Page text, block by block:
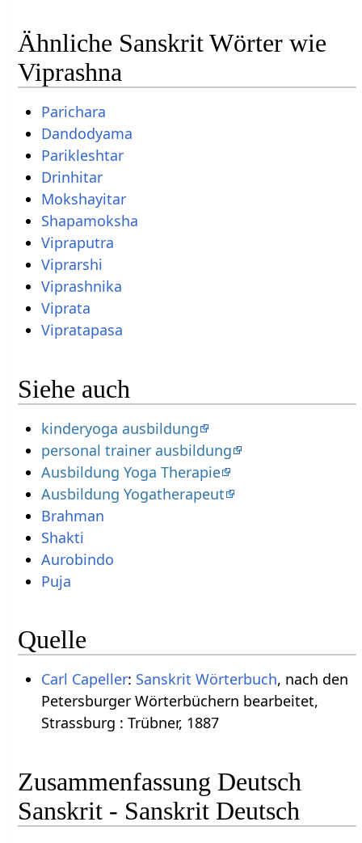
Ähnliche Sanskrit Wörter wie
Viprashna
Parichara
Dandodyama
Parikleshtar
Drinhitar
Mokshayitar
Shapamoksha
Vipraputra
Viprarshi
Viprashnika
Viprata
Vipratapasa
Siehe auch
kinderyoga ausbildung
personal trainer ausbildung
Ausbildung Yoga Therapie
Ausbildung Yogatherapeut
Brahman
Shakti
Aurobindo
Puja
Quelle
Carl Capeller: Sanskrit Wörterbuch, nach den
Petersburger Wörterbüchern bearbeitet,
Strassburg : Trübner, 1887
Zusammenfassung Deutsch
Sanskrit - Sanskrit Deutsch